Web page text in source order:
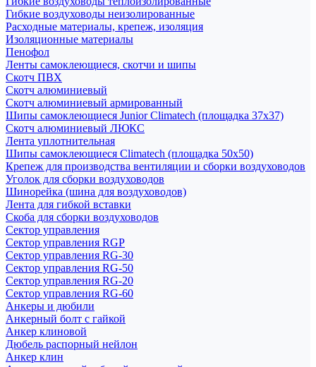
Гибкие воздуховоды неизолированные
Расходные материалы, крепеж, изоляция
Изоляционные материалы
Пенофол
Ленты самоклеющиеся, скотчи и шипы
Скотч ПВХ
Скотч алюминиевый
Скотч алюминиевый армированный
Шипы самоклеющиеся Junior Climatech (площадка 37х37)
Скотч алюминиевый ЛЮКС
Лента уплотнительная
Шипы самоклеющиеся Climatech (площадка 50х50)
Крепеж для производства вентиляции и сборки воздуховодов
Уголок для сборки воздуховодов
Шинорейка (шина для воздуховодов)
Лента для гибкой вставки
Скоба для сборки воздуховодов
Сектор управления
Сектор управления RGP
Сектор управления RG-30
Сектор управления RG-50
Сектор управления RG-20
Сектор управления RG-60
Анкеры и дюбили
Анкерный болт с гайкой
Анкер клиновой
Дюбель распорный нейлон
Анкер клин